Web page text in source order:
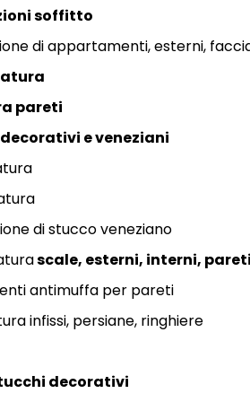
soffitto
di appartamenti,esterni,
pareti
eveneziani
di stucco veneziano
scale, esterni, interni, pareti
antimuffa per pareti
infissi, persiane, ringhiere
decorativi